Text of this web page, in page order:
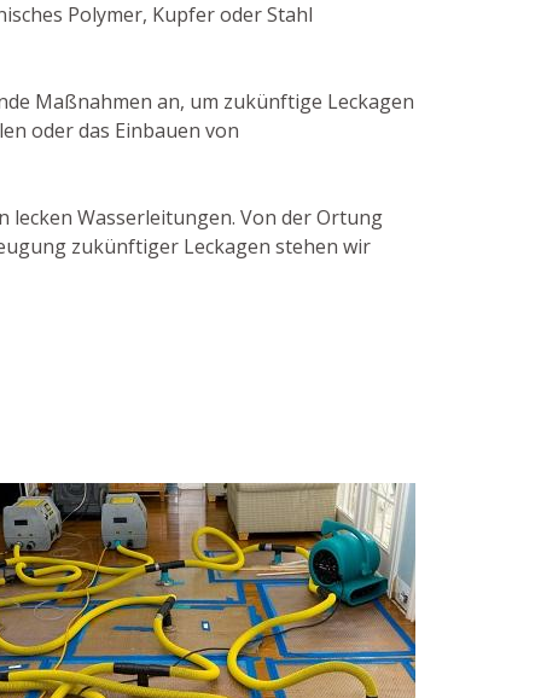
Polymer, Kupfer oder Stahl
Maßnahmen an, um zukünftige Leckagen
oder das Einbauen von
Wasserleitungen. Von der Ortung
zukünftiger Leckagen stehen wir